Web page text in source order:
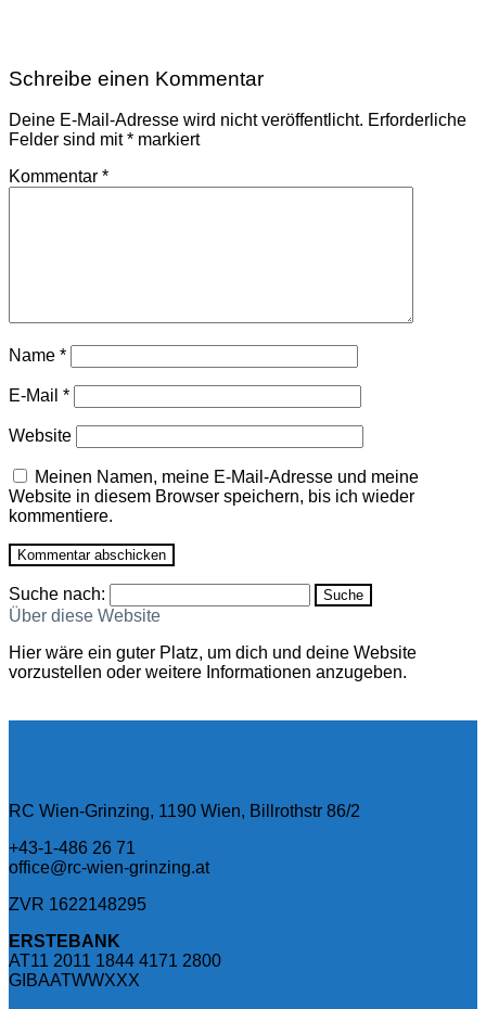
Schreibe einen Kommentar
Deine E-Mail-Adresse wird nicht veröffentlicht. Erforderliche
Felder sind mit* markiert
Kommentar *
Name *
E-Mail *
Website
Meinen Namen, meine E-Mail-Adresse und meine
Website in diesem Browser speichern, bis ich wieder
kommentiere.
Suche nach:
Über diese Website
Hier wäre ein guter Platz, um dich und deine Website
vorzustellen oder weitere Informationen anzugeben.
RC Wien-Grinzing, 1190 Wien, Billrothstr 86/2
+43-1-486 26 71
office@rc-wien-grinzing.at
ZVR 1622148295
ERSTEBANK
AT11 2011 1844 4171 2800
GIBAATWWXXX